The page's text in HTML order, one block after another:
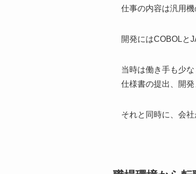
仕事の内容は汎用
開発にはCOBOLと
当時は働き手も少
仕様書の提出、開
それと同時に、会